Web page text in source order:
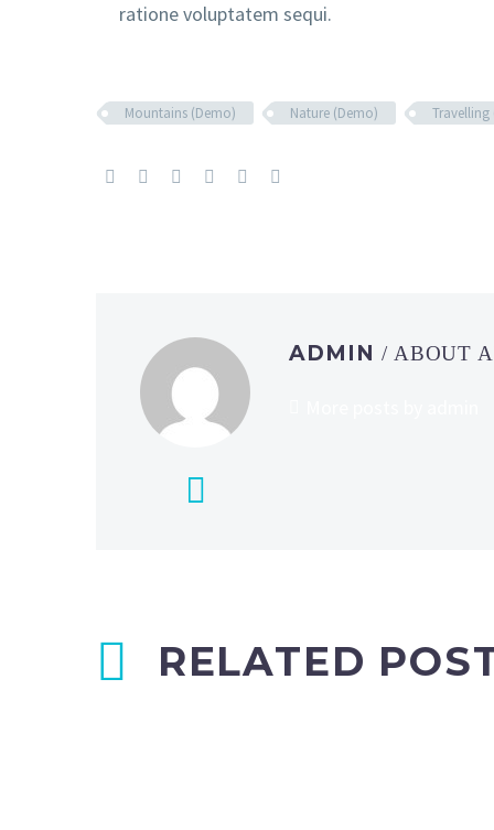
ratione voluptatem sequi.
Mountains (Demo) Nature (Demo) Travelling
ADMIN / ABOUT
RELATED